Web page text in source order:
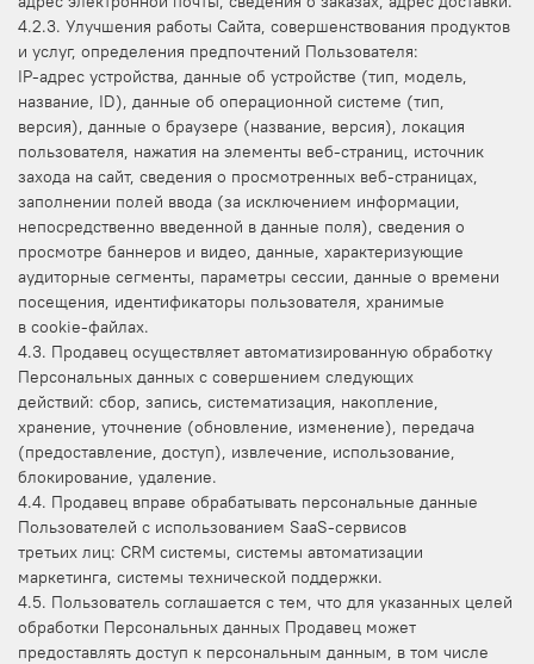
4.2.3. Улучшения работы Сайта, совершенствования продуктов
и услуг, определения предпочтений Пользователя:
IP-адрес устройства, данные об устройстве (тип, модель,
название, ID), данные об операционной системе (тип,
версия), данные о браузере (название, версия), локация
пользователя, нажатия на элементы веб-страниц, источник
захода на сайт, сведения о просмотренных веб-страницах,
заполнении полей ввода (за исключением информации,
непосредственно введенной в данные поля), сведения о
просмотре баннеров и видео, данные, характеризующие
аудиторные сегменты, параметры сессии, данные о времени
посещения, идентификаторы пользователя, хранимые
в cookie-файлах.
4.3. Продавец осуществляет автоматизированную обработку
Персональных данных с совершением следующих
действий: сбор, запись, систематизация, накопление,
хранение, уточнение (обновление, изменение), передача
(предоставление, доступ), извлечение, использование,
блокирование, удаление.
4.4. Продавец вправе обрабатывать персональные данные
Пользователей с использованием SaaS-сервисов
третьих лиц: CRM системы, системы автоматизации
маркетинга, системы технической поддержки.
4.5. Пользователь соглашается с тем, что для указанных целей
обработки Персональных данных Продавец может
предоставлять доступ к персональным данным, в том числе